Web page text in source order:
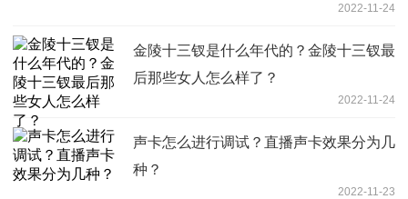
2022-11-24
金陵十三钗是什么年代的？金陵十三钗最
后那些女人怎么样了？
2022-11-24
声卡怎么进行调试？直播声卡效果分为几
种？
2022-11-23